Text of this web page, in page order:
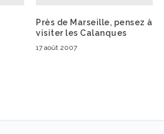
Près de Marseille, pensez à
visiter les Calanques
17 août 2007